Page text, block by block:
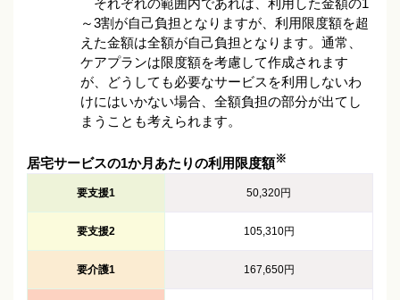
～3割が自己負担となりますが、利用限度額を超
えた金額は全額が自己負担となります。通常、
ケアプランは限度額を考慮して作成されます
が、どうしても必要なサービスを利用しないわ
けにはいかない場合、全額負担の部分が出てし
まうことも考えられます。
居宅サービスの1か月あたりの利用限度額※
要支援1 50,320円
要支援2 105,310円
要介護1 167,650円